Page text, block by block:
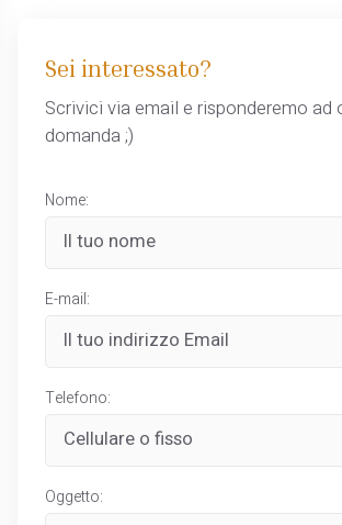
Sei interessato?
Scrivici via email e risponderemo ad
domanda ;)
Nome:
E-mail:
Telefono:
Oggetto: